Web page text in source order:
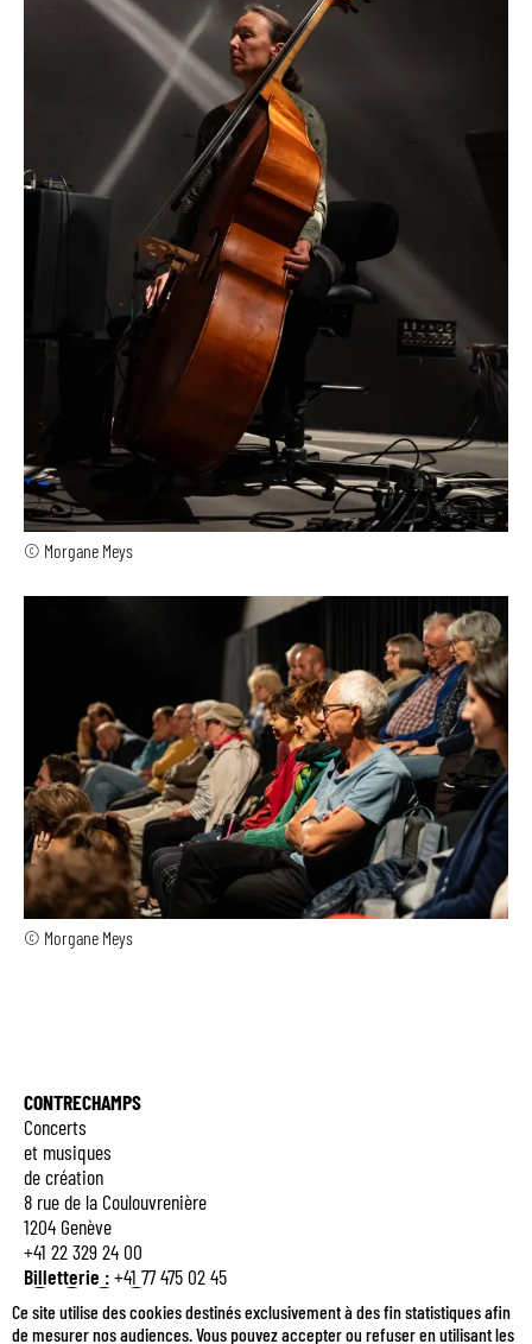
Ce site utilise des cookies destinés exclusivement à des fin statistiques afin
de mesurer nos audiences. Vous pouvez accepter ou refuser en utilisant les
© Morgane Meys
© Morgane Meys
CONTRECHAMPS
Concerts
et musiques
de création
8 rue de la Coulouvrenière
1204 Genève
+41 22 329 24 00
Billetterie :+41 77 475 02 45
QEMB